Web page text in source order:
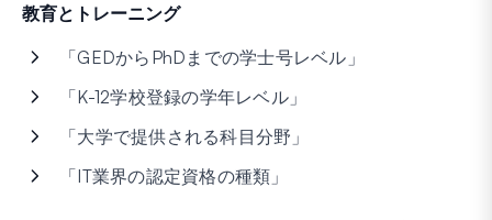
教育とトレーニング
「GEDからPhDまでの学士号レベル」
「K-12学校登録の学年レベル」
「大学で提供される科目分野」
「IT業界の認定資格の種類」